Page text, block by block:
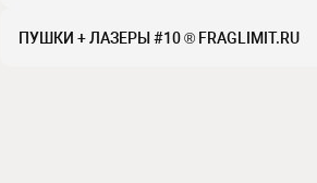
ПУШКИ + ЛАЗЕРЫ #10 ® FRAGLIMIT.RU